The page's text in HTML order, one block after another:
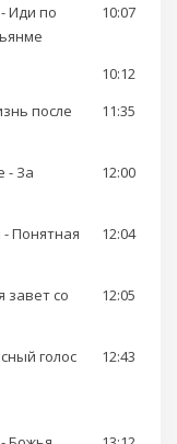
Иди по
10:07
10:12
после
11:35
- За
12:00
- Понятная
12:04
завет со
12:05
голос
12:43